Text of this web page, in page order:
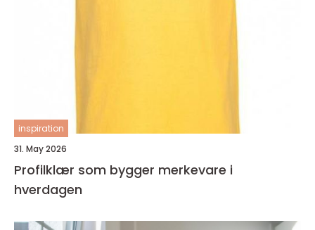
inspiration
31. May 2026
Profilklær som bygger merkevare i
hverdagen